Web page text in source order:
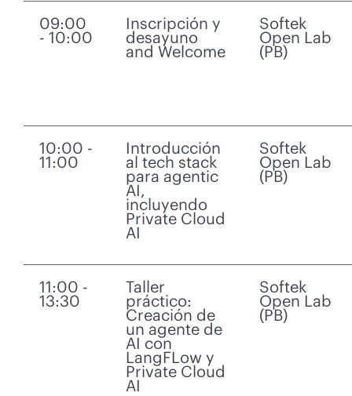
09:00
- 10:00
Inscripción y
desayuno
and Welcome
Softek
Open Lab
(PB)
10:00 -
11:00
Introducción
al tech stack
para agentic
AI,
incluyendo
Private Cloud
AI
Softek
Open Lab
(PB)
11:00 -
13:30
Taller
práctico:
Creación de
un agente de
AI con
LangFLow y
Private Cloud
AI
Softek
Open Lab
(PB)